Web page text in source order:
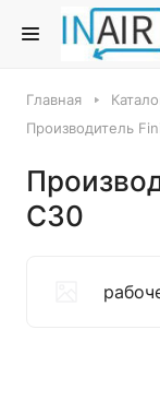
Главная
Производитель Fini
C30